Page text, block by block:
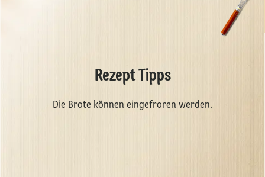
Rezept Tipps
Die Brote können eingefroren werden.